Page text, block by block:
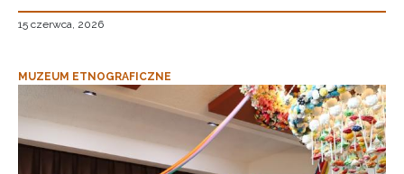
15 czerwca, 2026
MUZEUM ETNOGRAFICZNE